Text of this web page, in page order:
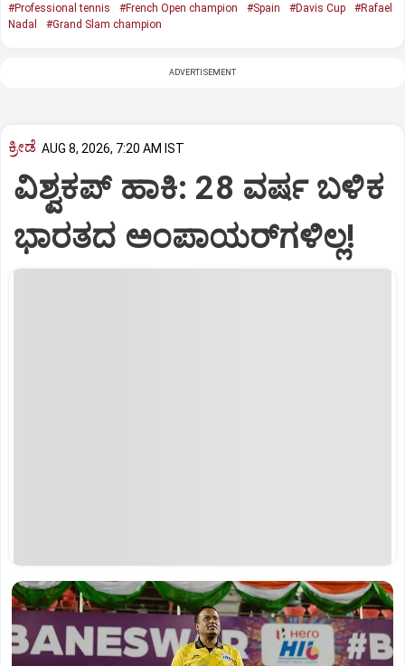
#Professional tennis #French Open champion #Spain #Davis Cup
#Rafael
Nadal
#Grand Slam champion
ADVERTISEMENT
ಕ್ರೀಡೆ AUG 8, 2026, 7:20 AM IST
ವಿಶ್ವಕಪ್‌ ಹಾಕಿ: 28 ವರ್ಷ ಬಳಿಕ
ಭಾರತದ ಅಂಪಾಯರ್‌ಗಳಿಲ್ಲ!